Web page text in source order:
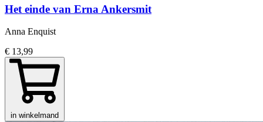
Het einde van Erna Ankersmit
Anna Enquist
€ 13,99
in winkelmand